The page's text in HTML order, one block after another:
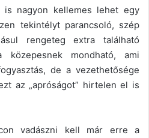
is nagyon kellemes lehet egy
tekintélyt parancsoló, szép
rengeteg extra található
közepesnek mondható, ami
de a vezethetősége
az „apróságot” hirtelen el is
vadászni kell már erre a